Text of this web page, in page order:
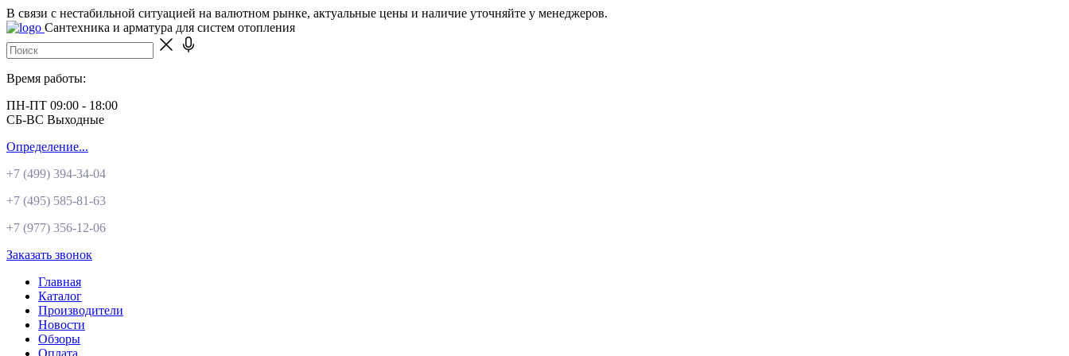
В связи с нестабильной ситуацией на валютном рынке, актуальные цены и наличие уточняйте у менеджеров.
Сантехника и арматура для систем отопления
Время работы:
ПН-ПТ 09:00 - 18:00
СБ-ВС Выходные
Определение...
+7 (499) 394-34-04
+7 (495) 585-81-63
+7 (977) 356-12-06
Заказать звонок
Главная
Каталог
Производители
Новости
Обзоры
Оплата